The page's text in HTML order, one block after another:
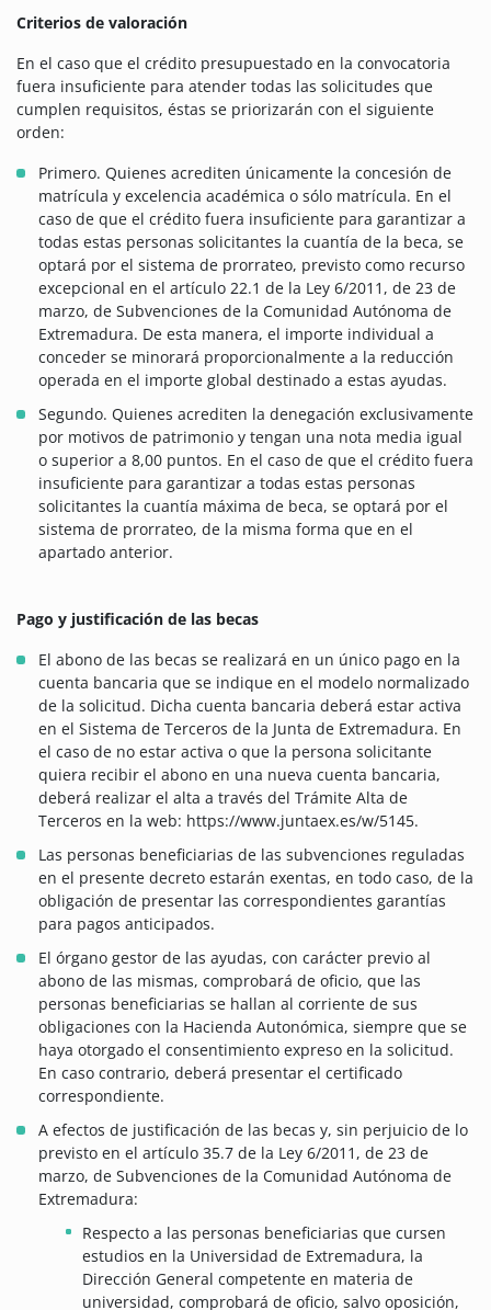
Criterios de valoración
En el caso que el crédito presupuestado en la convocatoria
fuera insuficiente para atender todas las solicitudes que
cumplen requisitos, éstas se priorizarán con el siguiente
orden:
Primero. Quienes acrediten únicamente la concesión de
matrícula y excelencia académica o sólo matrícula. En el
caso de que el crédito fuera insuficiente para garantizar a
todas estas personas solicitantes la cuantía de la beca, se
optará por el sistema de prorrateo, previsto como recurso
excepcional en el artículo 22.1 de la Ley 6/2011, de 23 de
marzo, de Subvenciones de la Comunidad Autónoma de
Extremadura. De esta manera, el importe individual a
conceder se minorará proporcionalmente a la reducción
operada en el importe global destinado a estas ayudas.
Segundo. Quienes acrediten la denegación exclusivamente
por motivos de patrimonio y tengan una nota media igual
o superior a 8,00 puntos. En el caso de que el crédito fuera
insuficiente para garantizar a todas estas personas
solicitantes la cuantía máxima de beca, se optará por el
sistema de prorrateo, de la misma forma que en el
apartado anterior.
Pago y justificación de las becas
El abono de las becas se realizará en un único pago en la
cuenta bancaria que se indique en el modelo normalizado
de la solicitud. Dicha cuenta bancaria deberá estar activa
en el Sistema de Terceros de la Junta de Extremadura. En
el caso de no estar activa o que la persona solicitante
quiera recibir el abono en una nueva cuenta bancaria,
deberá realizar el alta a través del Trámite Alta de
Terceros en la web: https://www.juntaex.es/w/5145.
Las personas beneficiarias de las subvenciones reguladas
en el presente decreto estarán exentas, en todo caso, de la
obligación de presentar las correspondientes garantías
para pagos anticipados.
El órgano gestor de las ayudas, con carácter previo al
abono de las mismas, comprobará de oficio, que las
personas beneficiarias se hallan al corriente de sus
obligaciones con la Hacienda Autonómica, siempre que se
haya otorgado el consentimiento expreso en la solicitud.
En caso contrario, deberá presentar el certificado
correspondiente.
A efectos de justificación de las becas y, sin perjuicio de lo
previsto en el artículo 35.7 de la Ley 6/2011, de 23 de
marzo, de Subvenciones de la Comunidad Autónoma de
Extremadura:
Respecto a las personas beneficiarias que cursen
estudios en la Universidad de Extremadura, la
Dirección General competente en materia de
universidad, comprobará de oficio, salvo oposición,